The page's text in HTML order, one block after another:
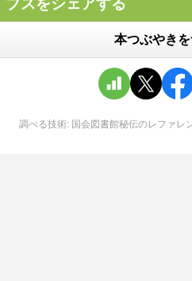
プスをシェアする
本つぶやきを
調べる技術: 国会図書館秘伝のレファレ